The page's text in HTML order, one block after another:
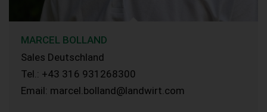
MARCEL BOLLAND
Sales Deutschland
Tel.: +43 316 931268300
Email: marcel.bolland@landwirt.com